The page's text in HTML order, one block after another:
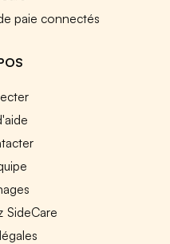
paie connectés
SideCare